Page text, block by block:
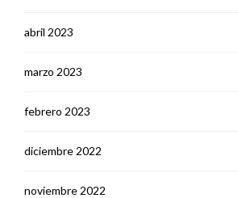
abril 2023
marzo 2023
febrero 2023
diciembre 2022
noviembre 2022